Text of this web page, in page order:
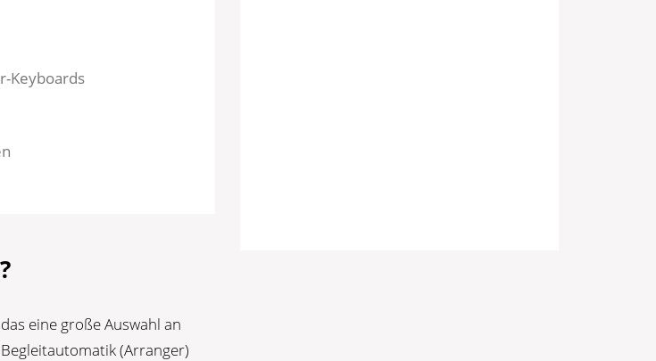
Keyboards
eine große Auswahl an
(Arranger)